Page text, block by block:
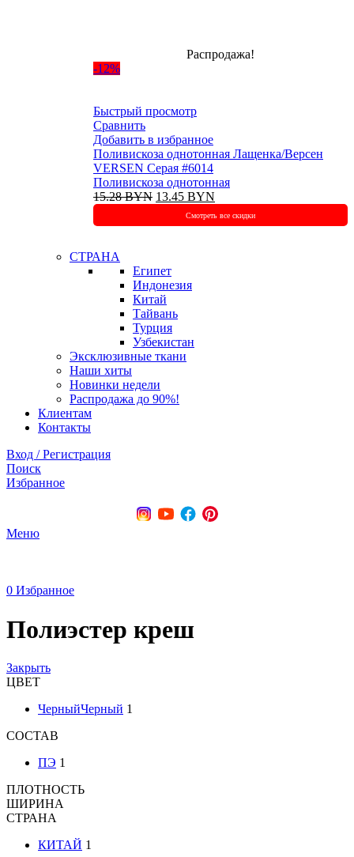
Распродажа!
-12%
Быстрый просмотр
Сравнить
Добавить в избранное
Поливискоза однотонная Лащенка/Версен
VERSEN Серая #6014
Поливискоза однотонная
15.28BYN Первоначальная
составляла
13.45 BYN
13.45 BYN.
Смотреть все скидки
СТРАНА
Египет
Индонезия
Китай
Тайвань
Турция
Узбекистан
Эксклюзивные ткани
Наши хиты
Новинки недели
Распродажа до 90%!
Клиентам
Контакты
Вход / Регистрация
Поиск
Избранное
Меню
0 Избранное
Полиэстeр креш
Закрыть
ЦВЕТ
ЧерныйЧерный 1
СОСТАВ
ПЭ 1
ПЛОТНОСТЬ
ШИРИНА
СТРАНА
КИТАЙ 1